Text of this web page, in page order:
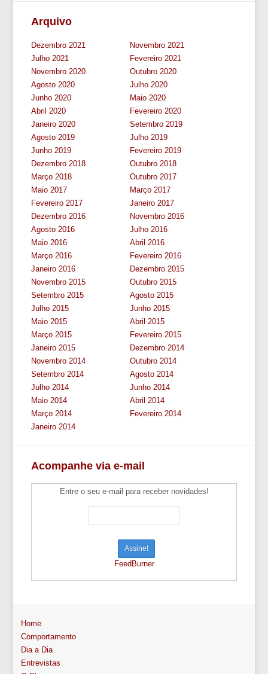
Arquivo
Dezembro 2021
Novembro 2021
Julho 2021
Fevereiro 2021
Novembro 2020
Outubro 2020
Agosto 2020
Julho 2020
Junho 2020
Maio 2020
Abril 2020
Fevereiro 2020
Janeiro 2020
Setembro 2019
Agosto 2019
Julho 2019
Junho 2019
Fevereiro 2019
Dezembro 2018
Outubro 2018
Março 2018
Outubro 2017
Maio 2017
Março 2017
Fevereiro 2017
Janeiro 2017
Dezembro 2016
Novembro 2016
Agosto 2016
Julho 2016
Maio 2016
Abril 2016
Março 2016
Fevereiro 2016
Janeiro 2016
Dezembro 2015
Novembro 2015
Outubro 2015
Setembro 2015
Agosto 2015
Julho 2015
Junho 2015
Maio 2015
Abril 2015
Março 2015
Fevereiro 2015
Janeiro 2015
Dezembro 2014
Novembro 2014
Outubro 2014
Setembro 2014
Agosto 2014
Julho 2014
Junho 2014
Maio 2014
Abril 2014
Março 2014
Fevereiro 2014
Janeiro 2014
Acompanhe via e-mail
Entre o seu e-mail para receber novidades!
FeedBurner
Home
Comportamento
Dia a Dia
Entrevistas